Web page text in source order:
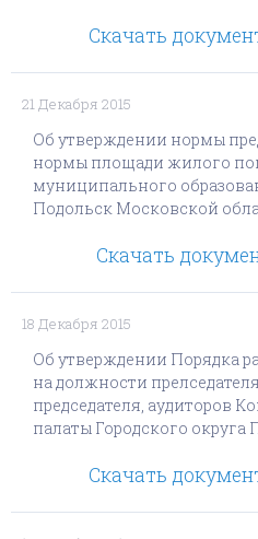
Скачать
21 Декабря 2015
Об утверждении нормы
нормы площади жилого
муниципального
Подольск Московской
Скачать
18 Декабря 2015
Об утверждении Порядка
на должности
председателя, аудиторов
палаты Городского округа
Скачать